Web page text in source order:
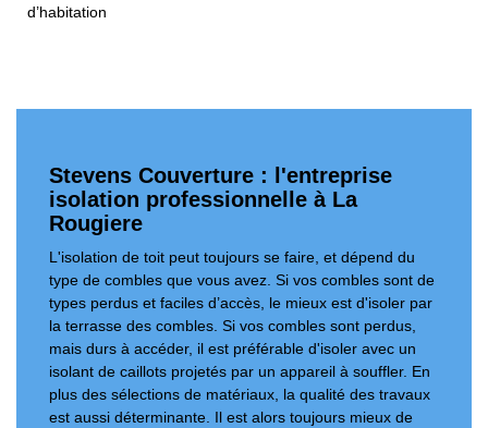
d’habitation
Stevens Couverture : l'entreprise
isolation professionnelle à La
Rougiere
L'isolation de toit peut toujours se faire, et dépend du
type de combles que vous avez. Si vos combles sont de
types perdus et faciles d’accès, le mieux est d'isoler par
la terrasse des combles. Si vos combles sont perdus,
mais durs à accéder, il est préférable d'isoler avec un
isolant de caillots projetés par un appareil à souffler. En
plus des sélections de matériaux, la qualité des travaux
est aussi déterminante. Il est alors toujours mieux de